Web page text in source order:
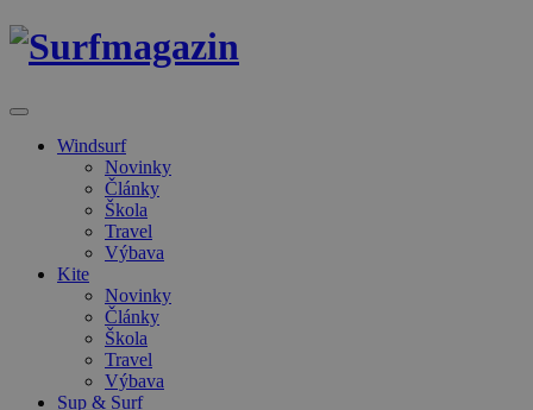
Windsurf
Novinky
Články
Škola
Travel
Výbava
Kite
Novinky
Články
Škola
Travel
Výbava
Sup & Surf